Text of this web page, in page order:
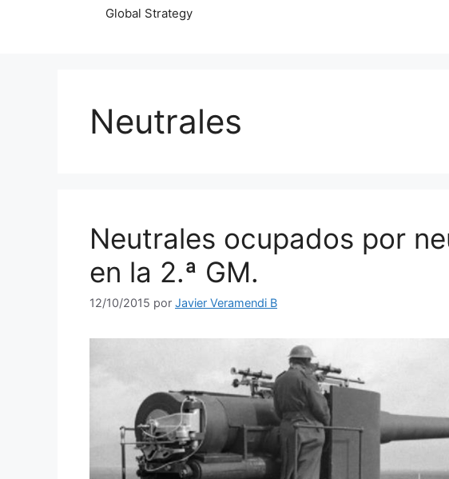
Global Strategy
Neutrales
Neutrales ocupados por
en la 2.ª GM.
12/10/2015 por Javier Veramendi B